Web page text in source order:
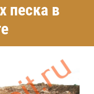
песка в